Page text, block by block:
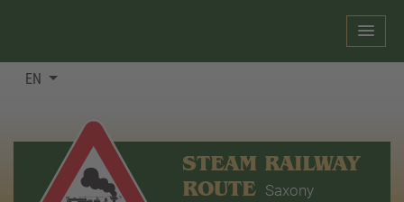
EN
STEAM RAILWAY
ROUTE Saxony